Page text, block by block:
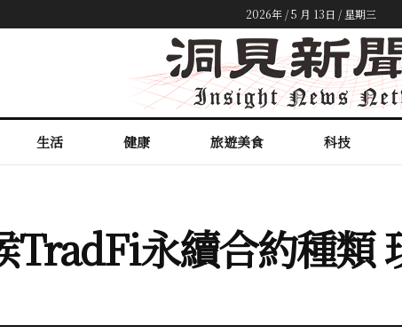
2026年 / 5 月 13日 / 星期三
生活 健康 旅遊美食 科技
永續合約種類